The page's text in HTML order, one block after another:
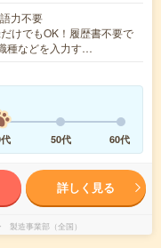
力不要
けでもOK！履歴書不要で
種などを入力す…
50代 60代
詳しく見る
製造事業部（全国）